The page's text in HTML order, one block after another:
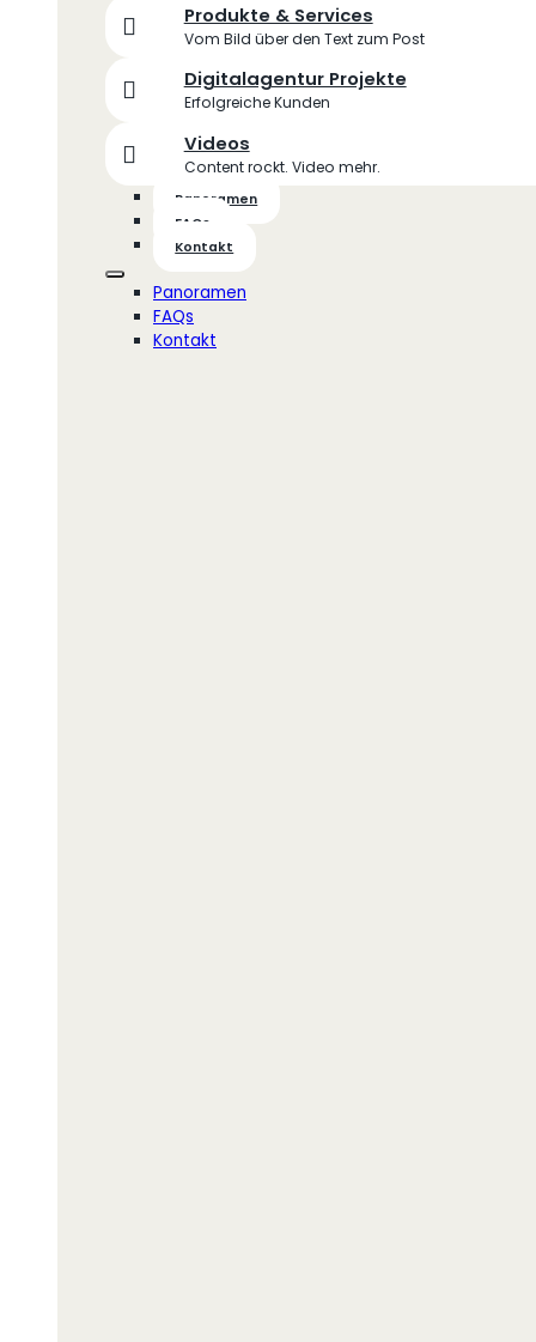
Produkte & Services
Vom Bild über den Text zum Post
Digitalagentur Projekte
Erfolgreiche Kunden
Videos
Content rockt. Video mehr.
Panoramen
FAQs
Kontakt
Panoramen
FAQs
Kontakt